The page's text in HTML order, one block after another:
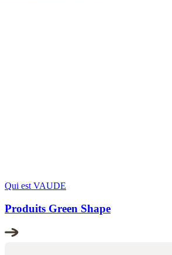
Qui est VAUDE
Produits Green Shape